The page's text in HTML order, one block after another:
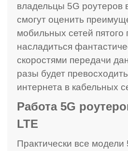
владельцы 5G роутеров
смогут оценить
мобильных сетей пятого
насладиться
скоростями передачи
разы будет
интернета в кабельных
Работа 5G
LTE
Практически все модели